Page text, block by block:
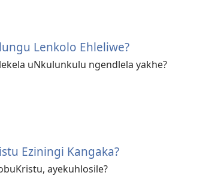
Lenkolo Ehleliwe?
uNkulunkulu ngendlela yakhe?
Eziningi Kangaka?
ayekuhlosile?